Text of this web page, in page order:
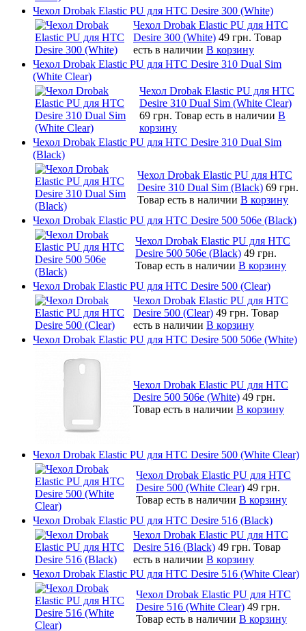
Чехол Drobak Elastic PU для HTC Desire 300 (White)
Чехол Drobak Elastic PU для HTC
Desire 300 (White) 49 грн. Товар
есть в наличии В корзину
Чехол Drobak Elastic PU для HTC Desire 310 Dual Sim
(White Clear)
Чехол Drobak Elastic PU для HTC
Desire 310 Dual Sim (White Clear)
69 грн. Товар есть в наличии В
корзину
Чехол Drobak Elastic PU для HTC Desire 310 Dual Sim
(Black)
Чехол Drobak Elastic PU для HTC
Desire 310 Dual Sim (Black) 69 грн.
Товар есть в наличии В корзину
Чехол Drobak Elastic PU для HTC Desire 500 506e (Black)
Чехол Drobak Elastic PU для HTC
Desire 500 506e (Black) 49 грн.
Товар есть в наличии В корзину
Чехол Drobak Elastic PU для HTC Desire 500 (Clear)
Чехол Drobak Elastic PU для HTC
Desire 500 (Clear) 49 грн. Товар
есть в наличии В корзину
Чехол Drobak Elastic PU для HTC Desire 500 506e (White)
Чехол Drobak Elastic PU для HTC
Desire 500 506e (White) 49 грн.
Товар есть в наличии В корзину
Чехол Drobak Elastic PU для HTC Desire 500 (White Clear)
Чехол Drobak Elastic PU для HTC
Desire 500 (White Clear) 49 грн.
Товар есть в наличии В корзину
Чехол Drobak Elastic PU для HTC Desire 516 (Black)
Чехол Drobak Elastic PU для HTC
Desire 516 (Black) 49 грн. Товар
есть в наличии В корзину
Чехол Drobak Elastic PU для HTC Desire 516 (White Clear)
Чехол Drobak Elastic PU для HTC
Desire 516 (White Clear) 49 грн.
Товар есть в наличии В корзину